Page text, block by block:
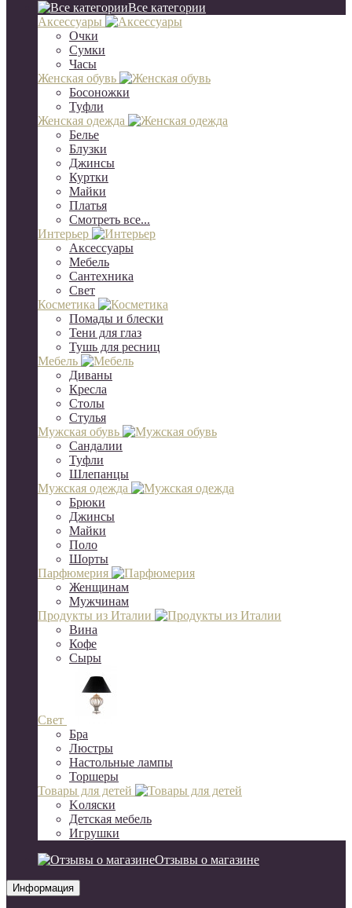
Все категории
Аксессуары
Очки
Сумки
Часы
Женская обувь
Босоножки
Туфли
Женская одежда
Белье
Блузки
Джинсы
Куртки
Майки
Платья
Смотреть все...
Интерьер
Аксессуары
Мебель
Сантехника
Свет
Косметика
Помады и блески
Тени для глаз
Тушь для ресниц
Мебель
Диваны
Кресла
Столы
Стулья
Мужская обувь
Сандалии
Туфли
Шлепанцы
Мужская одежда
Брюки
Джинсы
Майки
Поло
Шорты
Парфюмерия
Женщинам
Мужчинам
Продукты из Италии
Вина
Кофе
Сыры
Свет
Бра
Люстры
Настольные лампы
Торшеры
Товары для детей
Kоляски
Детская мебель
Игрушки
Отзывы о магазине
Информация